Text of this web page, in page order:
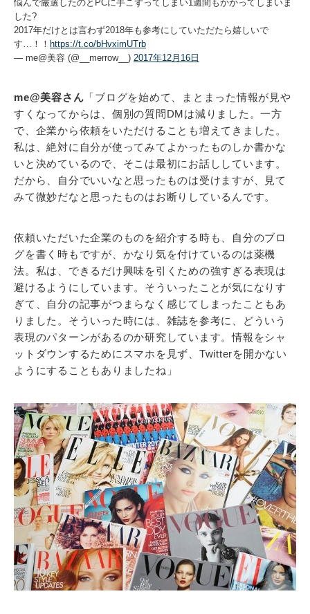
悩んで厳選したのとPCに手こずってしまい1週間もかかってしまいま
した?
2017年だけとは言わず2018年も参考にしていただたら嬉しいで
す…！！ https://t.co/bHvximUTrb
— me@美容 (@__merrow__) 2017年12月16日
me@美容さん 「ブログを始めて、まとまった情報が見や
すくなってからは、個別の質問DMは減りました。一方
で、企業から依頼をいただけることも増えてきました。
私は、絶対に自分が使ってみてよかったものしか書かな
いと決めているので、そこは最初にお話ししています。
だから、自分でいいなと思ったものは受けますが、見て
みて微妙だなと思ったものはお断りしているんです。
依頼いただいた企業のものを紹介する時も、自分のブロ
グを書く時もですが、かなり気を付けているのは薬機
法。私は、できるだけ興味を引くための強すぎる表現は
避けるようにしています。そういったことが気になりす
ぎて、自分の記事がつまらなく感じてしまったこともあ
りました。そういった時には、雑誌を参考に、どういう
表現のパターンがあるのか研究しています。情報をシャ
ットダウンするためにスマホを見ず、Twitterを開かない
ようにすることもありましたね」